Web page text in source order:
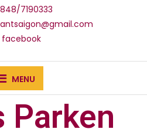
7190333
MENU
Parken